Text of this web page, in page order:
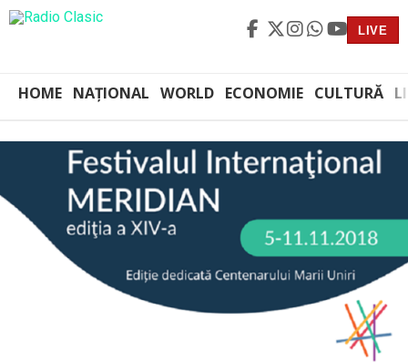
LIVE
HOME NAȚIONAL WORLD ECONOMIE CULTURĂ